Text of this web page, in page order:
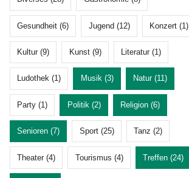
Gesundheit (6) Jugend (12) Konzert (1)
Kultur (9) Kunst (9) Literatur (1)
Ludothek (1) Musik (3) Natur (11)
Party (1) Politik (2) Religion (6)
Senioren (7) Sport (25) Tanz (2)
Theater (4) Tourismus (4) Treffen (24)